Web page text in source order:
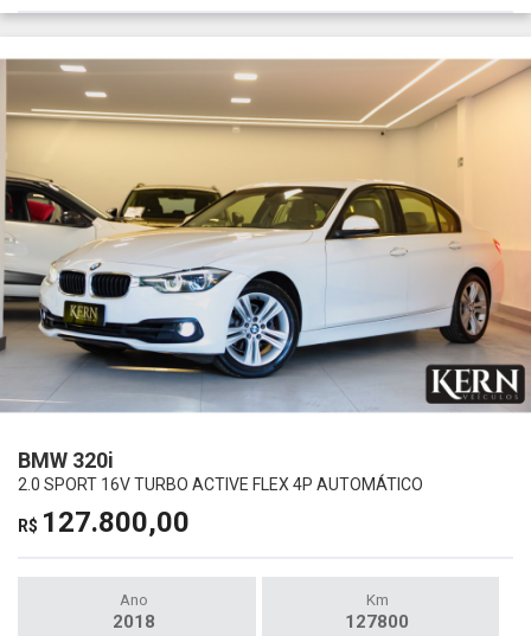
BMW 320i
2.0 SPORT 16V TURBO ACTIVE FLEX 4P AUTOMÁTICO
R$ 127.800,00
Ano
2018
Km
127800